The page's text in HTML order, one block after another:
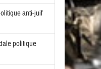
anti-juif
politique